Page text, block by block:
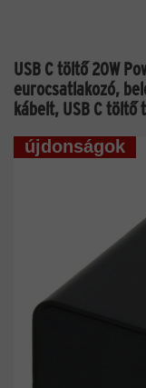
USB C töltő 20W
eurocsatlakozó,
kábelt, USB C töltő
újdonságok